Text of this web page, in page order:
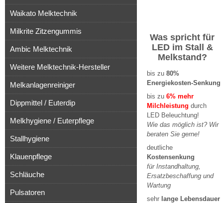
Was spricht für
LED im Stall &
Melkstand?
bis zu 80%
Energiekosten-Senkung
bis zu 6% mehr
Milchleistung durch
LED Beleuchtung!
Wie das möglich ist? Wir
beraten Sie gerne!
deutliche
Kostensenkung
für Instandhaltung,
Ersatzbeschaffung und
Wartung
sehr lange Lebensdauer
Waikato Melktechnik
Milkrite Zitzengummis
Ambic Melktechnik
Weitere Melktechnik-Hersteller
Melkanlagenreiniger
Dippmittel / Euterdip
Melkhygiene / Euterpflege
Stallhygiene
Klauenpflege
Schläuche
Pulsatoren